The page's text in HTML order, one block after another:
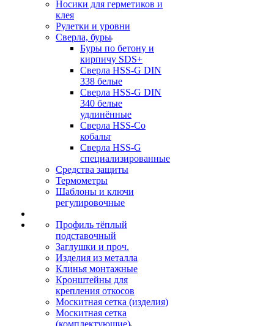
Носики для герметиков и
клея
Рулетки и уровни
Сверла, буры
Буры по бетону и
кирпичу SDS+
Сверла HSS-G DIN
338 белые
Сверла HSS-G DIN
340 белые
удлинённые
Сверла HSS-Co
кобальт
Сверла HSS-G
специализированные
Средства защиты
Термометры
Шаблоны и ключи
регулировочные
Профиль тёплый
подставочный
Заглушки и проч.
Изделия из металла
Клинья монтажные
Кронштейны для
крепления откосов
Москитная сетка (изделия)
Москитная сетка
(комплектующие)